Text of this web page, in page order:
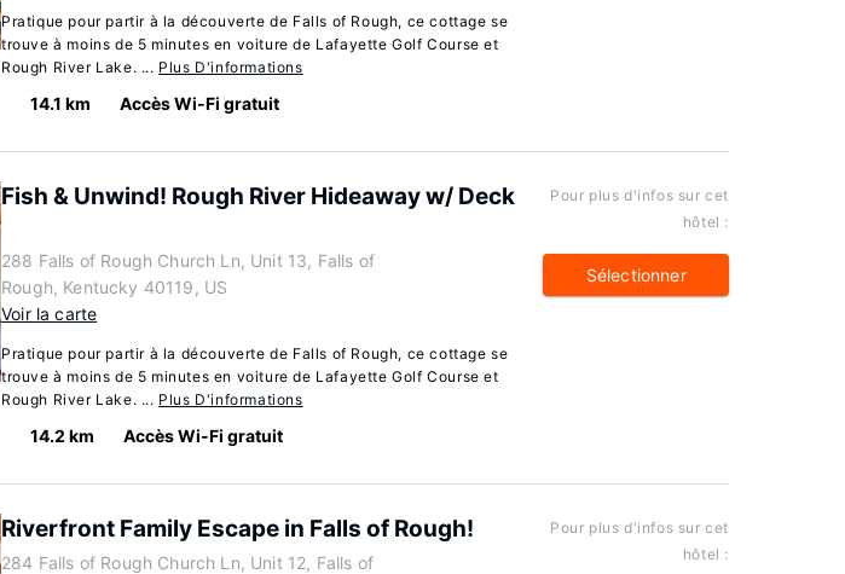
Pratique pour partir à la découverte de Falls of Rough, ce cottage se
trouve à moins de 5 minutes en voiture de Lafayette Golf Course et
Rough River Lake. ... Plus D'informations
14.1 km Accès Wi-Fi gratuit
Fish & Unwind! Rough River Hideaway w/ Deck
288 Falls of Rough Church Ln, Unit 13, Falls of
Rough, Kentucky 40119, US
Voir la carte
Pratique pour partir à la découverte de Falls of Rough, ce cottage se
trouve à moins de 5 minutes en voiture de Lafayette Golf Course et
Rough River Lake. ... Plus D'informations
14.2 km Accès Wi-Fi gratuit
Pour plus d'infos sur cet
hôtel :
Sélectionner
Riverfront Family Escape in Falls of Rough!
284 Falls of Rough Church Ln, Unit 12, Falls of
Pour plus d'infos sur cet
hôtel :